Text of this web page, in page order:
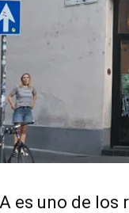
es uno de